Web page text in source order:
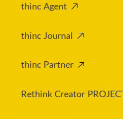
thinc Agent
thinc Journal
thinc Partner
Rethink Creator PROJECT